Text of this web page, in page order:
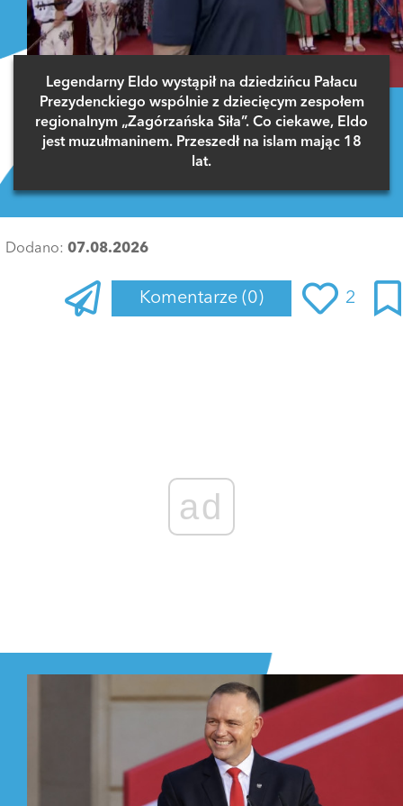
Legendarny Eldo wystąpił na dziedzińcu Pałacu
Prezydenckiego wspólnie z dziecięcym zespołem
regionalnym „Zagórzańska Siła”. Co ciekawe, Eldo
jest muzułmaninem. Przeszedł na islam mając 18
lat.
Dodano: 07.08.2026
Komentarze (0) 2
ad